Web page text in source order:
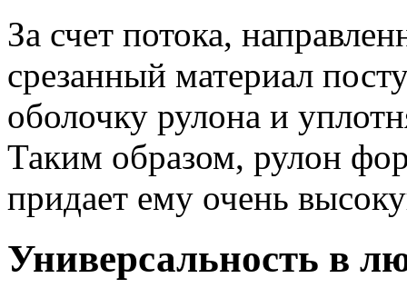
За счет потока,
срезанный материал
оболочку рулона и
Таким образом, рулон
придает ему очень
Универсальность в